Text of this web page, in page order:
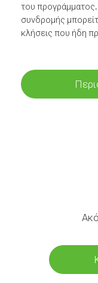
του
συνδρομής
κλήσεις που ήδη